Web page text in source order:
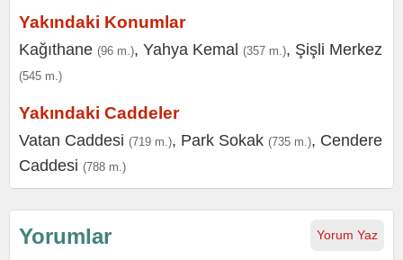
Yakındaki Konumlar
Kağıthane (96 m.), Yahya Kemal (357 m.), Şişli Merkez
(545 m.)
Yakındaki Caddeler
Vatan Caddesi (719 m.), Park Sokak (735 m.), Cendere
Caddesi (788 m.)
Yorum Yaz
Yorumlar